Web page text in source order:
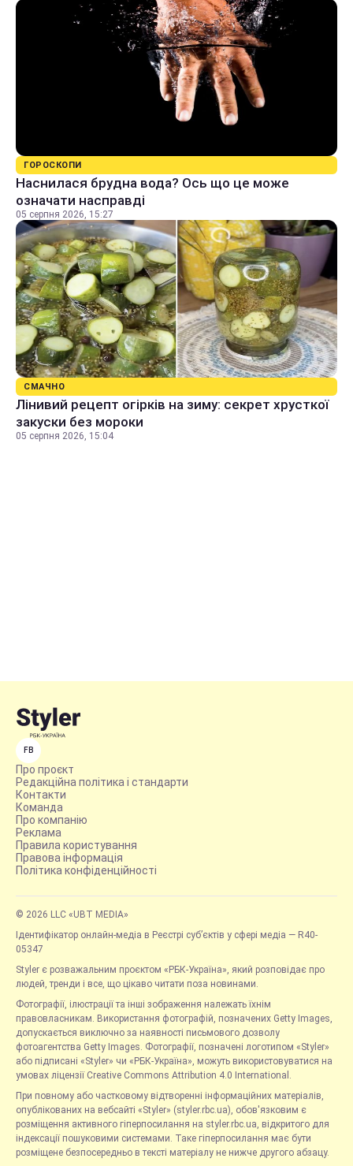
ГОРОСКОПИ
Наснилася брудна вода? Ось що це може
означати насправді
05 серпня 2026, 15:27
СМАЧНО
Лінивий рецепт огірків на зиму: секрет хрусткої
закуски без мороки
05 серпня 2026, 15:04
FB
Про проєкт
Редакційна політика і стандарти
Контакти
Команда
Про компанію
Реклама
Правила користування
Правова інформація
Політика конфіденційності
© 2026 LLC «UBT MEDIA»
Ідентифікатор онлайн-медіа в Реєстрі суб’єктів у сфері медіа — R40-
05347
Styler є розважальним проєктом «РБК-Україна», який розповідає про
людей, тренди і все, що цікаво читати поза новинами.
Фотографії, ілюстрації та інші зображення належать їхнім
правовласникам. Використання фотографій, позначених Getty Images,
допускається виключно за наявності письмового дозволу
фотоагентства Getty Images. Фотографії, позначені логотипом «Styler»
або підписані «Styler» чи «РБК-Україна», можуть використовуватися на
умовах ліцензії Creative Commons Attribution 4.0 International.
При повному або частковому відтворенні інформаційних матеріалів,
опублікованих на вебсайті «Styler» (styler.rbc.ua), обов'язковим є
розміщення активного гіперпосилання на styler.rbc.ua, відкритого для
індексації пошуковими системами. Таке гіперпосилання має бути
розміщене безпосередньо в тексті матеріалу не нижче другого абзацу.